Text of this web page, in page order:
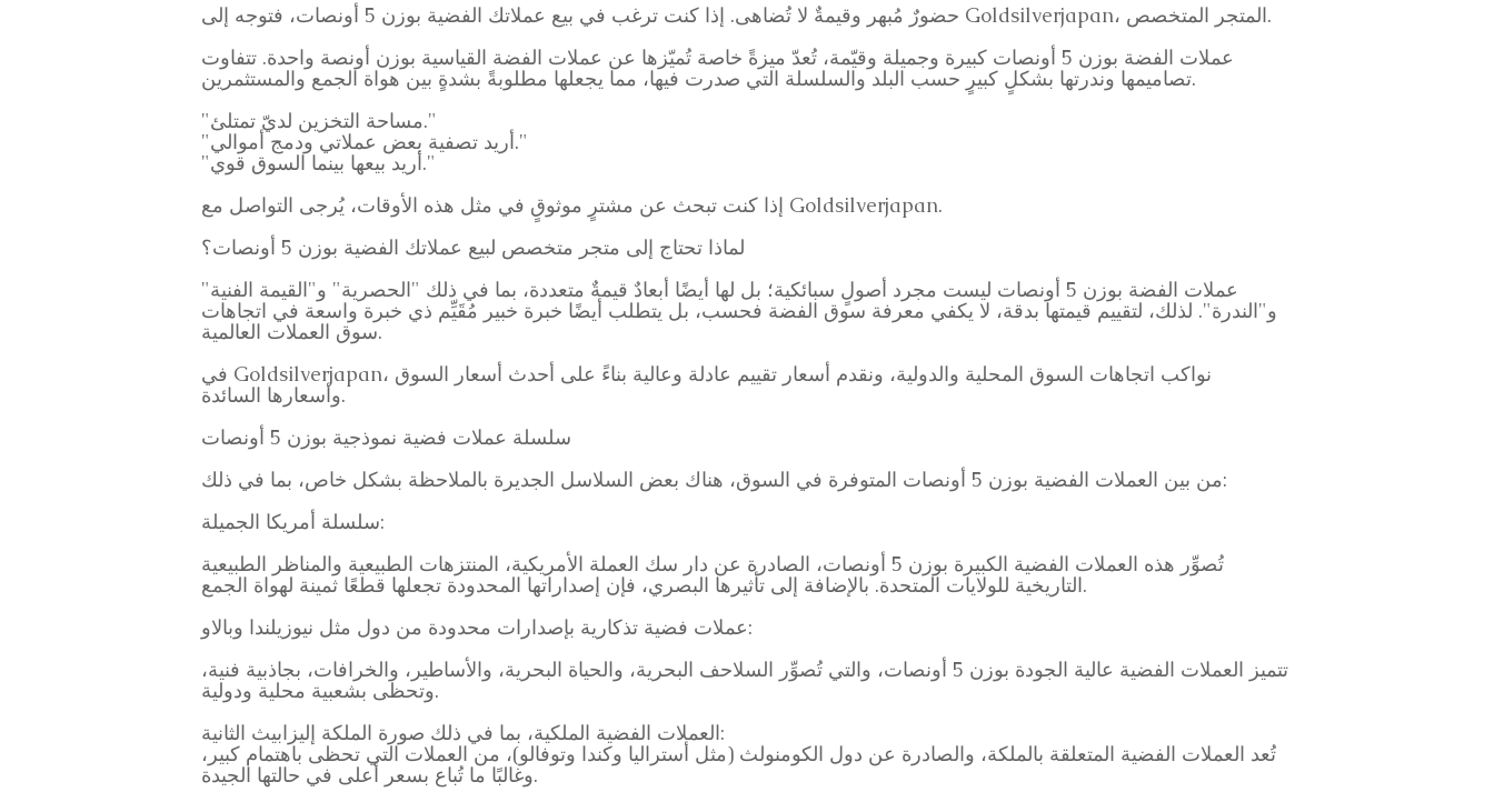
حضورٌ مُبهر وقيمةٌ لا تُضاهى. إذا كنت ترغب في بيع عملاتك الفضية بوزن 5 أونصات، فتوجه إلى Goldsilverjapan، المتجر المتخصص.
عملات الفضة بوزن 5 أونصات كبيرة وجميلة وقيّمة، تُعدّ ميزةً خاصة تُميّزها عن عملات الفضة القياسية بوزن أونصة واحدة. تتفاوت
تصاميمها وندرتها بشكلٍ كبيرٍ حسب البلد والسلسلة التي صدرت فيها، مما يجعلها مطلوبةً بشدةٍ بين هواة الجمع والمستثمرين.
"مساحة التخزين لديّ تمتلئ."
"أريد تصفية بعض عملاتي ودمج أموالي."
"أريد بيعها بينما السوق قوي."
إذا كنت تبحث عن مشترٍ موثوقٍ في مثل هذه الأوقات، يُرجى التواصل مع Goldsilverjapan.
لماذا تحتاج إلى متجر متخصص لبيع عملاتك الفضية بوزن 5 أونصات؟
عملات الفضة بوزن 5 أونصات ليست مجرد أصولٍ سبائكية؛ بل لها أيضًا أبعادٌ قيمةٌ متعددة، بما في ذلك "الحصرية" و"القيمة الفنية"
و"الندرة". لذلك، لتقييم قيمتها بدقة، لا يكفي معرفة سوق الفضة فحسب، بل يتطلب أيضًا خبرة خبير مُقَيِّم ذي خبرة واسعة في اتجاهات
سوق العملات العالمية.
في Goldsilverjapan، نواكب اتجاهات السوق المحلية والدولية، ونقدم أسعار تقييم عادلة وعالية بناءً على أحدث أسعار السوق
وأسعارها السائدة.
سلسلة عملات فضية نموذجية بوزن 5 أونصات
من بين العملات الفضية بوزن 5 أونصات المتوفرة في السوق، هناك بعض السلاسل الجديرة بالملاحظة بشكل خاص، بما في ذلك:
سلسلة أمريكا الجميلة:
تُصوِّر هذه العملات الفضية الكبيرة بوزن 5 أونصات، الصادرة عن دار سك العملة الأمريكية، المنتزهات الطبيعية والمناظر الطبيعية
التاريخية للولايات المتحدة. بالإضافة إلى تأثيرها البصري، فإن إصداراتها المحدودة تجعلها قطعًا ثمينة لهواة الجمع.
عملات فضية تذكارية بإصدارات محدودة من دول مثل نيوزيلندا وبالاو:
تتميز العملات الفضية عالية الجودة بوزن 5 أونصات، والتي تُصوِّر السلاحف البحرية، والحياة البحرية، والأساطير، والخرافات، بجاذبية فنية،
وتحظى بشعبية محلية ودولية.
العملات الفضية الملكية، بما في ذلك صورة الملكة إليزابيث الثانية:
تُعد العملات الفضية المتعلقة بالملكة، والصادرة عن دول الكومنولث (مثل أستراليا وكندا وتوفالو)، من العملات التي تحظى باهتمام كبير،
وغالبًا ما تُباع بسعر أعلى في حالتها الجيدة.